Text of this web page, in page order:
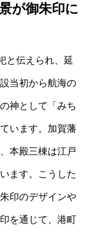
が御朱印に
と伝えられ、延
当初から航海の
神として「みち
います。加賀藩
本殿三棟は江戸
ます。こうした
印のデザインや
を通じて、港町